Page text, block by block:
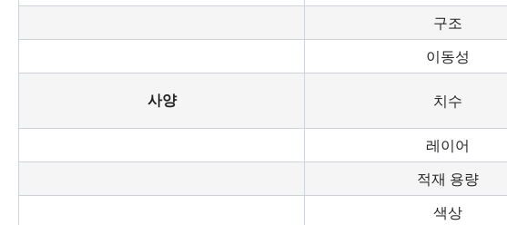
구조
이동성
사양 치수
레이어
적재 용량
색상